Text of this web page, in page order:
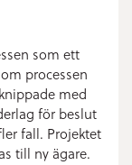
som ett
processen
med
för beslut
fall. Projektet
till ny ägare.